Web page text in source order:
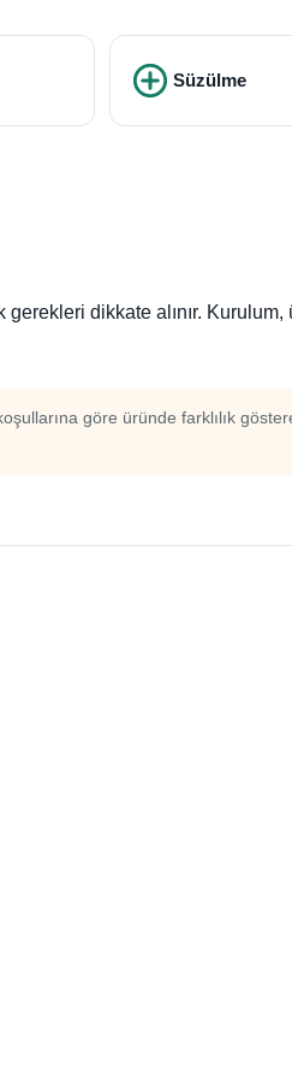
Süzülme
dikkate alınır.
göre üründe farklılık